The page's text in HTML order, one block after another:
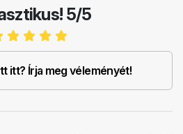
5/5
itt? Írja meg véleményét!